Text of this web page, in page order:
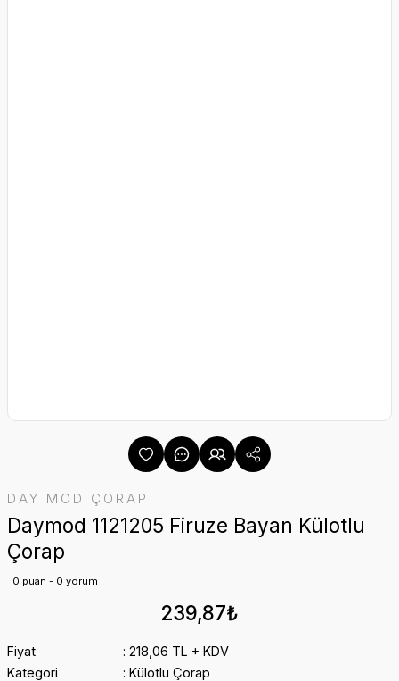
DAY MOD ÇORAP
Daymod 1121205 Firuze Bayan Külotlu
Çorap
0 puan - 0 yorum
239,87₺
Fiyat
218,06 TL + KDV
Kategori
Külotlu Çorap